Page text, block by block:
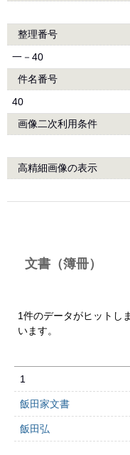
整理番号
一－40
件名番号
40
画像二次利用条件
高精細画像の表示
文書（簿冊）
1件のデータがヒットし
います。
1
飯田家文書
飯田弘